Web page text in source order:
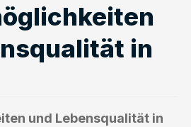
in
und Lebensqualität in